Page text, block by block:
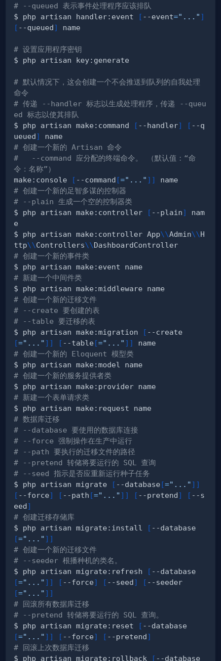
# --queued 表示事件处理程序应该排队
$ php artisan handler:event
[ --event="..." ]
[ --queued]
# 设置应用程序密钥
# 默认情况下，这会创建一个不会推送到队列的自我处理
命令
# 传递 --handler 标志以生成处理程序，传递 --queu
ed 标志以使其排队
$ php artisan make:command
[ --handler] [ --q
ueued]
# 创建一个新的 Artisan 命令
#   --command 应分配的终端命令。 （默认值：“命
令：名称”）
make:console
[ --command [="..." ] ]
# 创建一个新的足智多谋的控制器
# --plain 生成一个空的控制器类
$ php artisan make:controller
[ --plain]
nam
$ php artisan make:controller App\\Admin\\H
ttp\\Controllers\\
# 创建一个新的事件类
# 新建一个中间件类
# 创建一个新的迁移文件
# --create 要创建的表
# --table 要迁移的表
$ php artisan make:migration
[ --create
[="..." ] ] [ --table [="..." ] ]
# 创建一个新的 Eloquent 模型类
# 创建一个新的服务提供者类
# 新建一个表单请求类
# 数据库迁移
# --database 要使用的数据库连接
# --force 强制操作在生产中运行
# --path 要执行的迁移文件的路径
# --pretend 转储将要运行的 SQL 查询
# --seed 指示是否应重新运行种子任务
$ php artisan migrate
[ --database [="..." ] ]
[ --force] [ --path [="..." ] ] [ --pretend] [ --s
eed]
# 创建迁移存储库
$ php artisan migrate:install
[ --database
[="..." ] ]
# 创建一个新的迁移文件
# --seeder 根播种机的类名。
$ php artisan migrate:refresh
[ --database
[="..." ] ] [ --force] [ --seed] [ --seeder
[="..." ] ]
# 回滚所有数据库迁移
# --pretend 转储将要运行的 SQL 查询。
$ php artisan migrate:reset
[ --database
[="..." ] ] [ --force] [ --pretend]
# 回滚上次数据库迁移
$ php artisan migrate:rollback
[ --database